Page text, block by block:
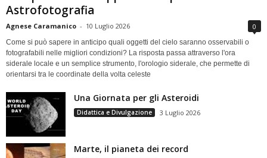
Astrofotografia
Agnese Caramanico - 10 Luglio 2026 0
Come si può sapere in anticipo quali oggetti del cielo saranno osservabili o
fotografabili nelle migliori condizioni? La risposta passa attraverso l'ora
siderale locale e un semplice strumento, l'orologio siderale, che permette di
orientarsi tra le coordinate della volta celeste
Una Giornata per gli Asteroidi
Didattica e Divulgazione 3 Luglio 2026
Marte, il pianeta dei record